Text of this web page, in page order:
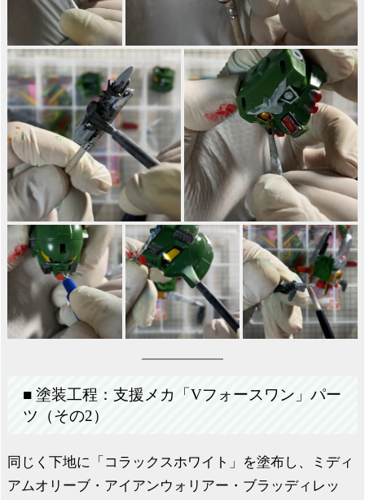
■ 塗装工程：支援メカ「Vフォースワン」パー
ツ（その2）
同じく下地に「コラックスホワイト」を塗布し、ミディ
アムオリーブ・アイアンウォリアー・ブラッディレッ